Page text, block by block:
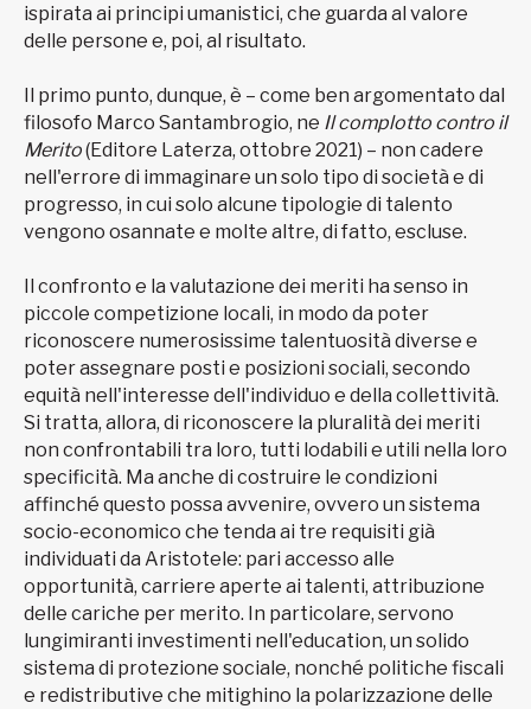
ispirata ai principi umanistici, che guarda al valore
delle persone e, poi, al risultato.
Il primo punto, dunque, è – come ben argomentato dal
filosofo Marco Santambrogio, ne Il complotto contro il
Merito(Editore Laterza, ottobre 2021) – non cadere
nell'errore di immaginare un solo tipo di società e di
progresso, in cui solo alcune tipologie di talento
vengono osannate e molte altre, di fatto, escluse.
Il confronto e la valutazione dei meriti ha senso in
piccole competizione locali, in modo da poter
riconoscere numerosissime talentuosità diverse e
poter assegnare posti e posizioni sociali, secondo
equità nell'interesse dell'individuo e della collettività.
Si tratta, allora, di riconoscere la pluralità dei meriti
non confrontabili tra loro, tutti lodabili e utili nella loro
specificità. Ma anche di costruire le condizioni
affinché questo possa avvenire, ovvero un sistema
socio-economico che tenda ai tre requisiti già
individuati da Aristotele: pari accesso alle
opportunità, carriere aperte ai talenti, attribuzione
delle cariche per merito. In particolare, servono
lungimiranti investimenti nell'education, un solido
sistema di protezione sociale, nonché politiche fiscali
e redistributive che mitighino la polarizzazione delle